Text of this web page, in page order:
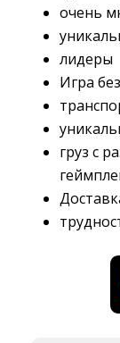
очень
лидеры
Игра
груз с